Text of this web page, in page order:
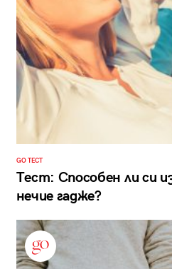
GO ТЕСТ
Тест: Способен ли си
нечие гадже?